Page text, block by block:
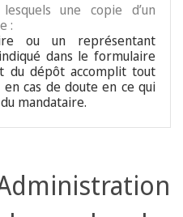
une copie d’un
:
ou un représentant
dans le formulaire
du dépôt accomplit tout
cas de doute en ce qui
mandataire.